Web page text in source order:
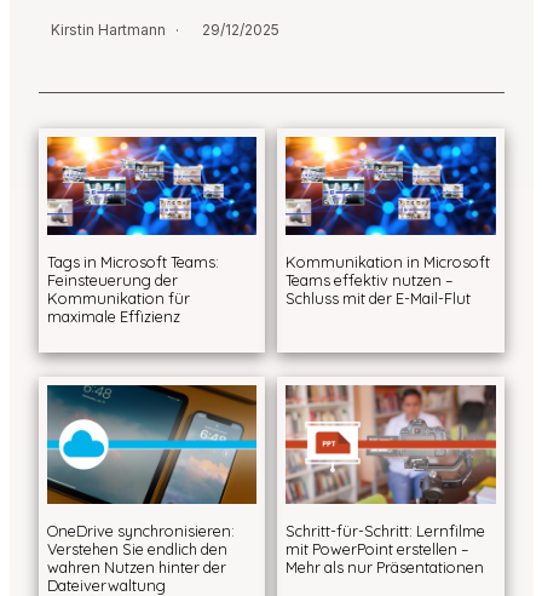
Kirstin Hartmann 29/12/2025
Tags in Microsoft Teams:
Feinsteuerung der
Kommunikation für
maximale Effizienz
Kommunikation in Microsoft
Teams effektiv nutzen –
Schluss mit der E-Mail-Flut
OneDrive synchronisieren:
Verstehen Sie endlich den
wahren Nutzen hinter der
Dateiverwaltung
Schritt-für-Schritt: Lernfilme
mit PowerPoint erstellen –
Mehr als nur Präsentationen